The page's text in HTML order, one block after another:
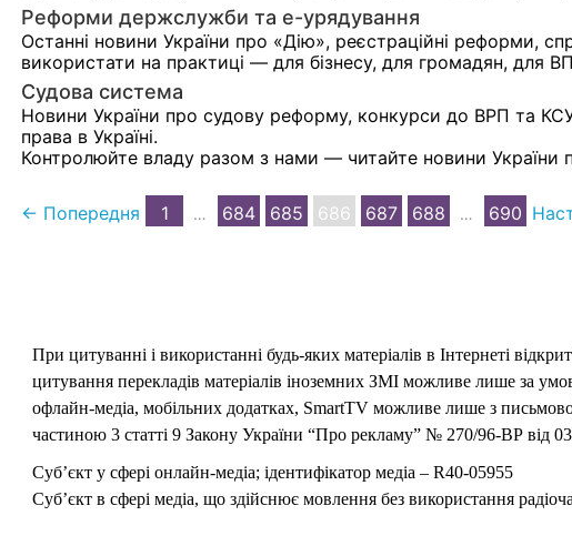
Реформи держслужби та е-урядування
Останні новини України про «Дію», реєстраційні реформи,
використати на практиці — для бізнесу, для громадян, для
Судова система
Новини України про судову реформу, конкурси до ВРП та
права в Україні.
Контролюйте владу разом з нами — читайте новини
← Попередня 1 … 684 685 686 687 688 … 690
При цитуванні і використанні будь-яких матеріалів в Інтернеті
цитування перекладів матеріалів іноземних ЗМІ можливе лише за
офлайн-медіа, мобільних додатках, SmartTV можливе лише з
частиною 3 статті 9 Закону України “Про рекламу” № 270/96-ВР від
Суб’єкт у сфері онлайн-медіа; ідентифікатор медіа – R40-05955
Суб’єкт в сфері медіа, що здійснює мовлення без використання